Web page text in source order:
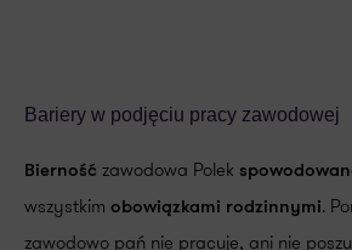
Bariery w podjęciu pracy zawodowej
Bierność zawodowa Polek
wszystkim obowiązkami rodzinnymi.
zawodowo pań nie pracuje, ani nie